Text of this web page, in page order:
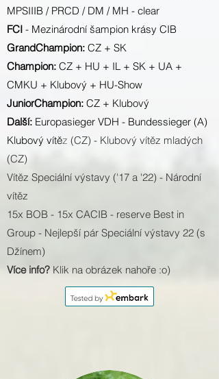
MPSIIIB / PRCD / DM / MH - clear
FCI - Mezinárodní šampion krásy CIB
GrandChampion: CZ + SK
Champion: CZ + HU + IL + SK + UA +
CMKU + Klubový + HU-Show
JuniorChampion: CZ + Klubový
Další: Europasieger VDH - Bundessieger (A)
Klubový vítěz (CZ) - Klubový vítěz mladých
(CZ)
Vítěz Speciální výstavy ('17 a '22) - Národní
vítěz
15x BOB - 15x CACIB - reserve Best in
Group - Nejlepší pár Speciální výstavy 22 (s
Džínem)
Více info? Klik na obrázek nahoře :o)